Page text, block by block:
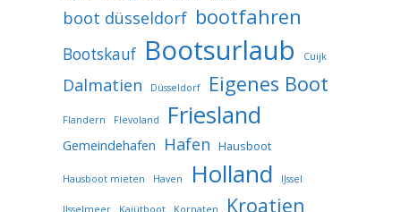
boot düsseldorf bootfahren
Bootskauf Bootsurlaub Cuijk
Dalmatien Düsseldorf Eigenes Boot
Flandern Flevoland Friesland
Gemeindehafen Hafen Hausboot
Hausboot mieten Haven Holland IJssel
IJsselmeer Kajütboot Kornaten Kroatien